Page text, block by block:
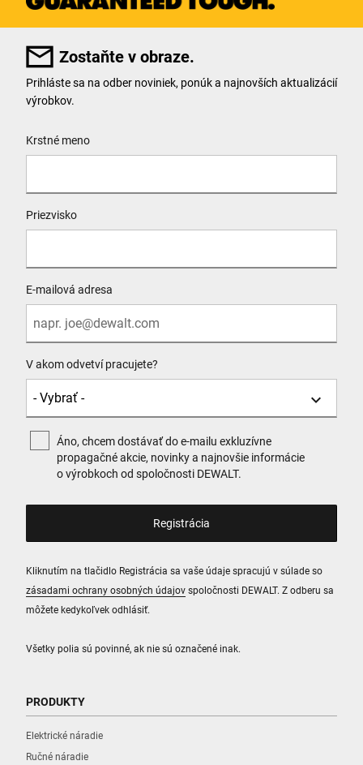
Zostaňte v obraze.
Všetky polia sú povinné, ak nie sú označené inak.
Prihláste sa na odber noviniek, ponúk a najnovších aktualizácií
výrobkov.
Krstné meno
Priezvisko
E-mailová adresa
V akom odvetví pracujete?
Áno, chcem dostávať do e-mailu exkluzívne
propagačné akcie, novinky a najnovšie informácie
o výrobkoch od spoločnosti DEWALT.
Kliknutím na tlačidlo Registrácia sa vaše údaje spracujú v súlade so
zásadami ochrany osobných údajov spoločnosti DEWALT. Z odberu sa
môžete kedykoľvek odhlásiť.
PRODUKTY
Elektrické náradie
Ručné náradie